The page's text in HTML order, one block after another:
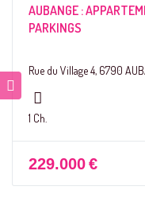
AUBANGE :
PARKINGS
Rue du Village 4, 6790
1 Ch.
229.000€